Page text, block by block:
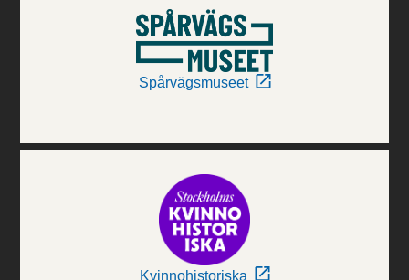
Spårvägsmuseet
Kvinnohistoriska